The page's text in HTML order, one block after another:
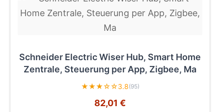
Schneider Electric Wiser Hub, Smart Home
Zentrale, Steuerung per App, Zigbee, Ma
★★★☆☆3.8(95)
82,01 €